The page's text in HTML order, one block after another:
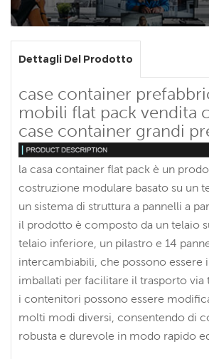
Dettagli Del Prodotto
case container
mobili flat pack vendita
case container grandi
la casa container flat pack è un
costruzione modulare basato su un
un sistema di struttura a pannelli a
il prodotto è composto da un telaio
telaio inferiore, un pilastro e 14
intercambiabili, che possono essere
imballati per facilitare il trasporto via
i contenitori possono essere
molti modi diversi, consentendo di
robusta e durevole in modo rapido